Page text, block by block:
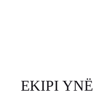
EKIPI YNË